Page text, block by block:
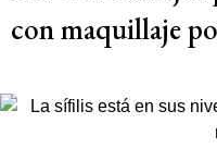
con maquillaje